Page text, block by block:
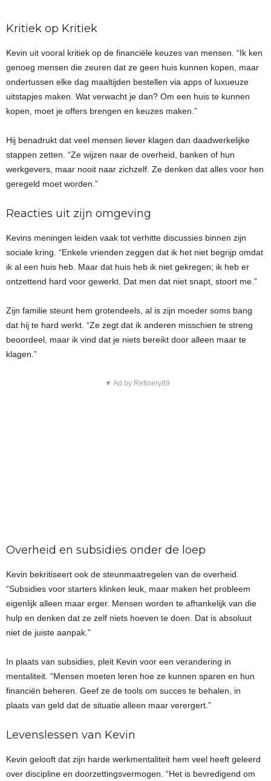
Kritiek op Kritiek
Kevin uit vooral kritiek op de financiële keuzes van mensen. “Ik ken
genoeg mensen die zeuren dat ze geen huis kunnen kopen, maar
ondertussen elke dag maaltijden bestellen via apps of luxueuze
uitstapjes maken. Wat verwacht je dan? Om een huis te kunnen
kopen, moet je offers brengen en keuzes maken.”
Hij benadrukt dat veel mensen liever klagen dan daadwerkelijke
stappen zetten. “Ze wijzen naar de overheid, banken of hun
werkgevers, maar nooit naar zichzelf. Ze denken dat alles voor hen
geregeld moet worden.”
Reacties uit zijn omgeving
Kevins meningen leiden vaak tot verhitte discussies binnen zijn
sociale kring. “Enkele vrienden zeggen dat ik het niet begrijp omdat
ik al een huis heb. Maar dat huis heb ik niet gekregen; ik heb er
ontzettend hard voor gewerkt. Dat men dat niet snapt, stoort me.”
Zijn familie steunt hem grotendeels, al is zijn moeder soms bang
dat hij te hard werkt. “Ze zegt dat ik anderen misschien te streng
beoordeel, maar ik vind dat je niets bereikt door alleen maar te
klagen.”
▼ Ad by Refinery89
Overheid en subsidies onder de loep
Kevin bekritiseert ook de steunmaatregelen van de overheid.
“Subsidies voor starters klinken leuk, maar maken het probleem
eigenlijk alleen maar erger. Mensen worden te afhankelijk van die
hulp en denken dat ze zelf niets hoeven te doen. Dat is absoluut
niet de juiste aanpak.”
In plaats van subsidies, pleit Kevin voor een verandering in
mentaliteit. “Mensen moeten leren hoe ze kunnen sparen en hun
financiën beheren. Geef ze de tools om succes te behalen, in
plaats van geld dat de situatie alleen maar verergert.”
Levenslessen van Kevin
Kevin gelooft dat zijn harde werkmentaliteit hem veel heeft geleerd
over discipline en doorzettingsvermogen. “Het is bevredigend om